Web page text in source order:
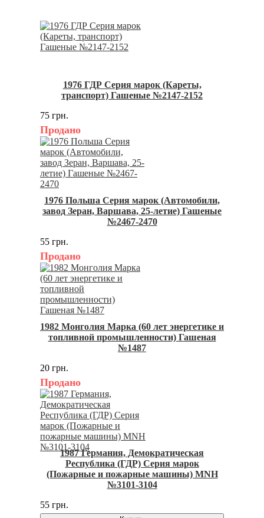
1976 ГДР Серия марок (Кареты,
транспорт) Гашеные №2147-2152
75 грн.
Продано
1976 Польша Серия марок (Автомобили,
завод Зеран, Варшава, 25-летие) Гашеные
№2467-2470
55 грн.
Продано
1982 Монголия Марка (60 лет энергетике и
топливной промышленности) Гашеная
№1487
20 грн.
Продано
1987 Германия, Демократическая
Республика (ГДР) Серия марок
(Пожарные и пожарные машины) MNH
№3101-3104
55 грн.